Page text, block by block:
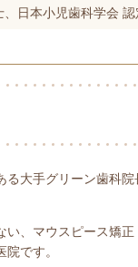
、日本小児歯科学会 認
る大手グリーン歯科
い、マウスピース矯正
です。